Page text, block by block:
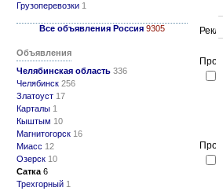
Грузоперевозки 1
Все объявления Россия 9305
Объявления
Челябинская область 336
Челябинск 256
Златоуст 17
Карталы 1
Кыштым 10
Магнитогорск 16
Миасс 12
Озерск 10
Сатка 6
Трехгорный 1